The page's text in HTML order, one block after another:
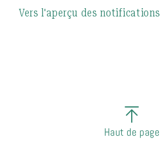
Vers l'aperçu des notifications
Haut de page